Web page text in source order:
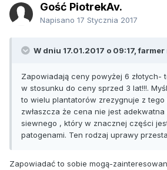
Gość PiotrekAv.
Napisano 17 Stycznia 2017
W dniu 17.01.2017 o 09:17, farmer
Zapowiadają ceny powyżej 6 złotych-
w stosunku do ceny sprzed 3 lat!!!.
to wielu plantatorów zrezygnuje z tego
zwłaszcza że cena nie jest adekwatna
siewnego , który w znacznej części
patogenami. Ten rodzaj uprawy
Zapowiadać to sobie mogą-